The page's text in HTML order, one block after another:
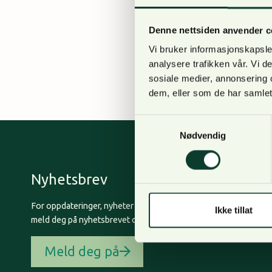
Denne nettsiden anvender
Vi bruker
analysere trafikken vår. Vi
sosiale medier,
dem, eller som de har
Samtykkevalg
Nødvendig
Ikke tillat
Peder Landfald. Hvor
reinvesteres? Dette
utbetalt ved…
Nyhetsbrev
For oppdateringer, nyheter og skogfaglige artikler,
meld deg på nyhetsbrevet og få nyhetsbrev på epost.
Meld deg på